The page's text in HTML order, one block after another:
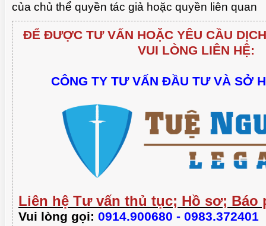
của chủ thể quyền tác giả hoặc quyền liên quan
ĐỂ ĐƯỢC TƯ VẤN HOẶC YÊU CẦU
VUI LÒNG LIÊN HỆ:
CÔNG TY TƯ VẤN ĐẦU TƯ VÀ SỞ
Liên hệ Tư vấn thủ tục; Hồ sơ; Báo
Vui lòng gọi: 0914.900680 - 0983.372401